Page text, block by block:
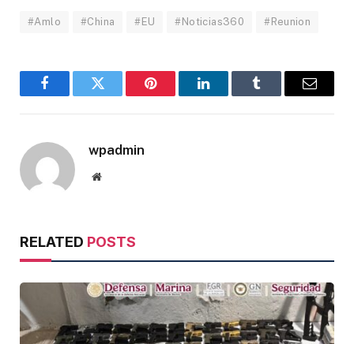
#Amlo #China #EU #Noticias360 #Reunion
FacebookTwitter Pinterest LinkedInTumblr Email
wpadmin
Website
RELATED POSTS